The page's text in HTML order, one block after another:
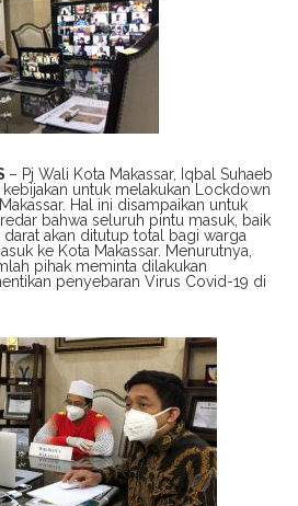
– Pj Wali Kota Makassar, Iqbal Suhaeb
untuk melakukan Lockdown
Hal ini disampaikan untuk
bahwa seluruh pintu masuk, baik
akan ditutup total bagi warga
ke Kota Makassar. Menurutnya,
pihak meminta dilakukan
penyebaran Virus Covid-19 di